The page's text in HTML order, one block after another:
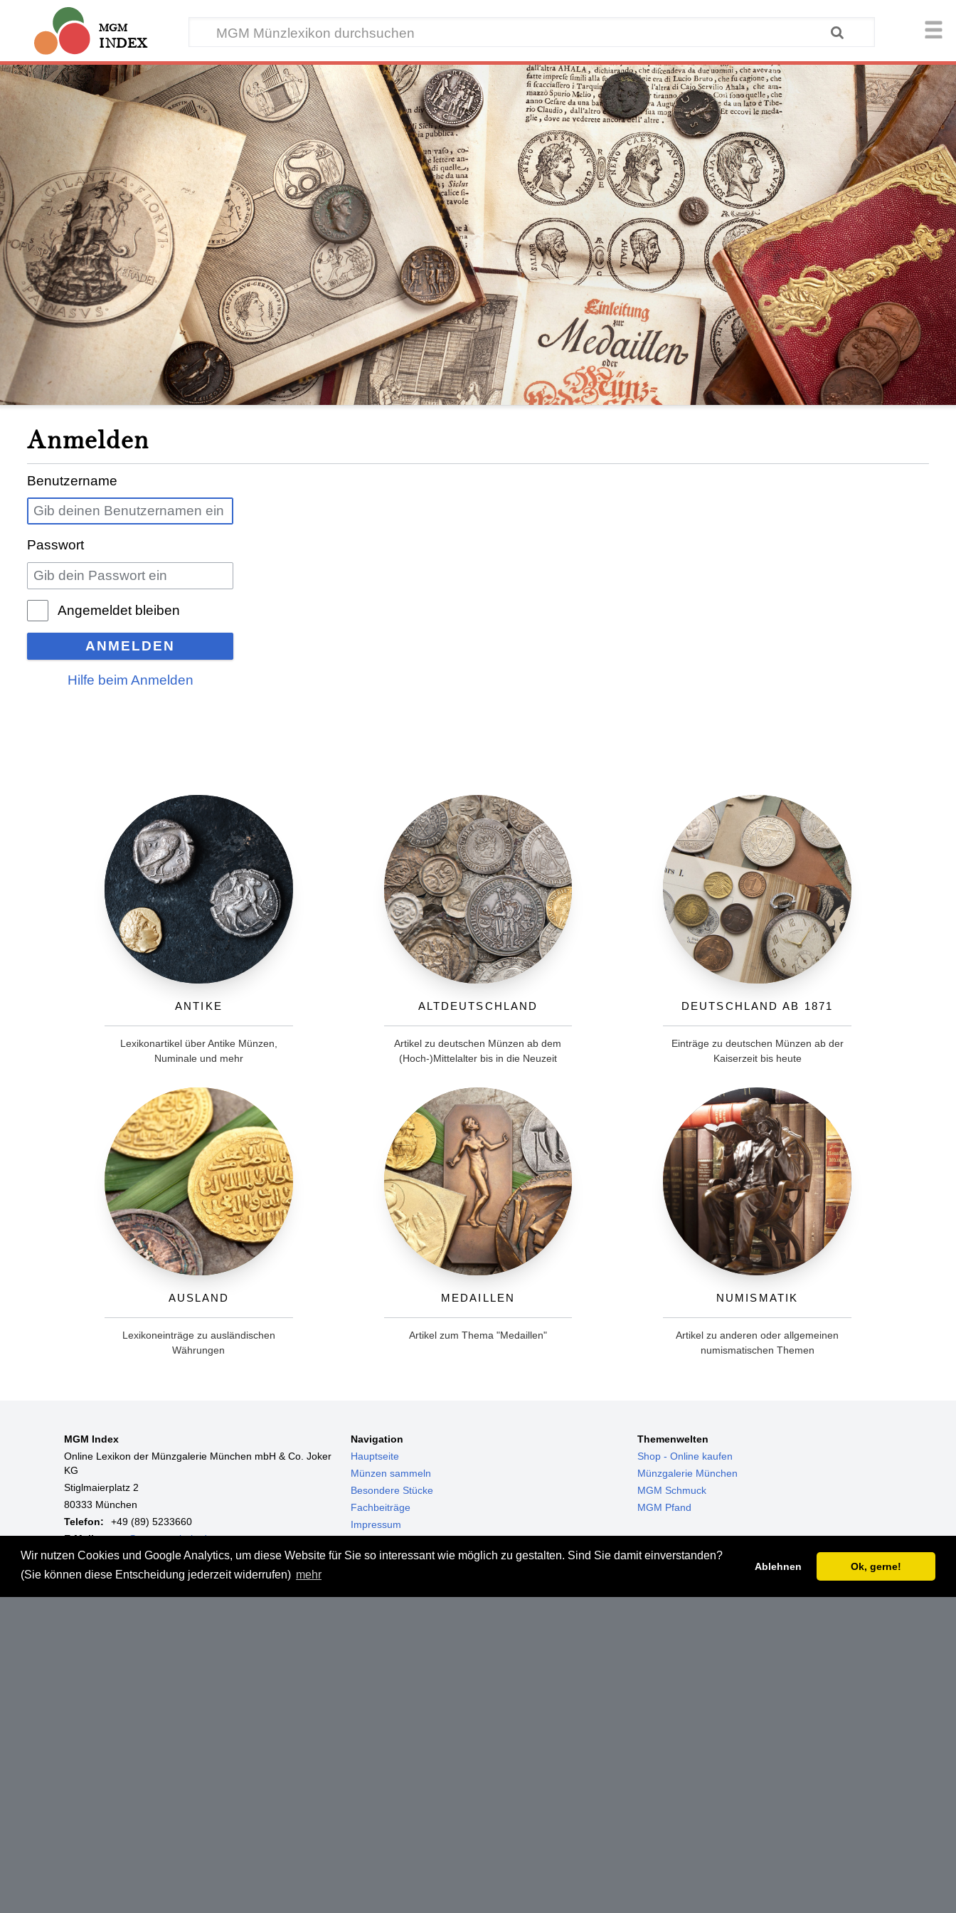
Wir nutzen Cookies und Google Analytics, um diese Website für Sie so interessant wie möglich zu gestalten. Sind Sie damit einverstanden?
(Sie können diese Entscheidung jederzeit widerrufen) mehr
Ablehnen Ok, gerne!
MGM
INDEX
Anmelden
Benutzername
Passwort
Angemeldet bleiben
ANMELDEN
Hilfe beim Anmelden
Antike
Lexikonartikel über Antike Münzen,
Numinale und mehr
Altdeutschland
Artikel zu deutschen Münzen ab dem
(Hoch-)Mittelalter bis in die Neuzeit
Deutschland ab 1871
Einträge zu deutschen Münzen ab der
Kaiserzeit bis heute
Ausland
Lexikoneinträge zu ausländischen
Währungen
Medaillen
Artikel zum Thema "Medaillen"
Numismatik
Artikel zu anderen oder allgemeinen
numismatischen Themen
MGM Index
Online Lexikon der Münzgalerie München mbH & Co. Joker
KG
Stiglmaierplatz 2
80333 München
Telefon:
+49 (89) 5233660
E-Mail:
mgm@muenzgalerie.de
Mo-Fr:
9:00 - 18:00 Uhr
Navigation
Hauptseite
Münzen sammeln
Besondere Stücke
Fachbeiträge
Impressum
Haftungsausschluss
Themenwelten
Shop - Online kaufen
Münzgalerie München
MGM Schmuck
MGM Pfand